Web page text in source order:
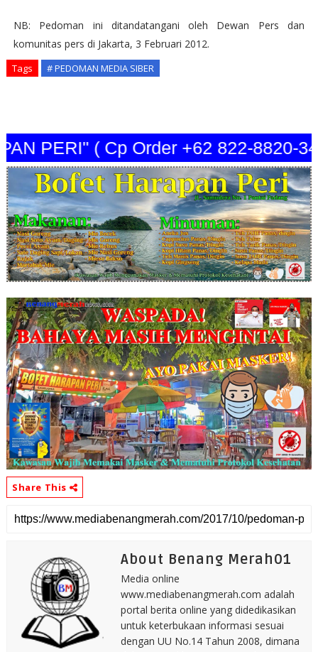
NB: Pedoman ini ditandatangani oleh Dewan Pers dan
komunitas pers di Jakarta, 3 Februari 2012.
Tags # PEDOMAN MEDIA SIBER
PERI" ( Cp Order +62 822-8820-
Share This
About Benang Merah01
Media online
www.mediabenangmerah.com adalah
portal berita online yang didedikasikan
untuk keterbukaan informasi sesuai
dengan UU No.14 Tahun 2008, dimana